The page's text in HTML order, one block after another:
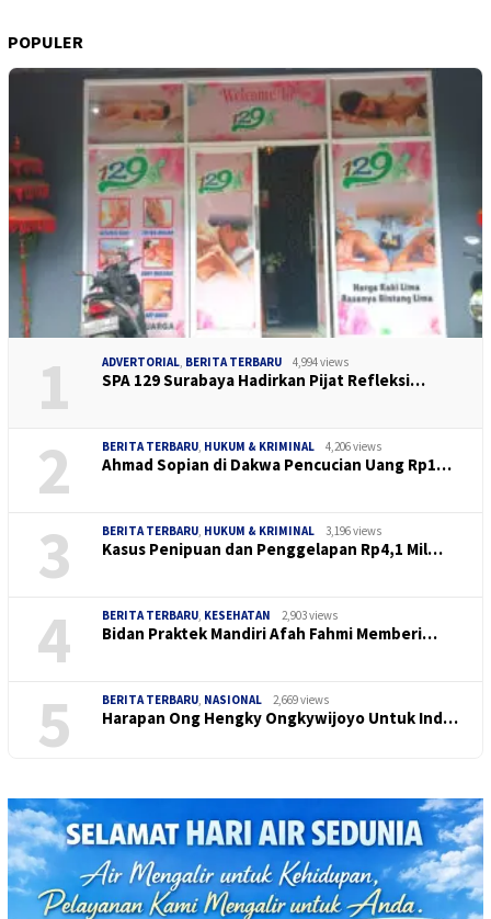
POPULER
1 ADVERTORIAL BERITA TERBARU 4,994 views
SPA 129 Surabaya Hadirkan Pijat Refleksi…
2 BERITA TERBARU HUKUM & KRIMINAL 4,206 views
Ahmad Sopian di Dakwa Pencucian Uang Rp1…
3 BERITA TERBARU HUKUM & KRIMINAL 3,196 views
Kasus Penipuan dan Penggelapan Rp4,1 Mil…
4 BERITA TERBARU KESEHATAN 2,903 views
Bidan Praktek Mandiri Afah Fahmi Memberi…
5 BERITA TERBARU NASIONAL 2,669 views
Harapan Ong Hengky Ongkywijoyo Untuk Ind…